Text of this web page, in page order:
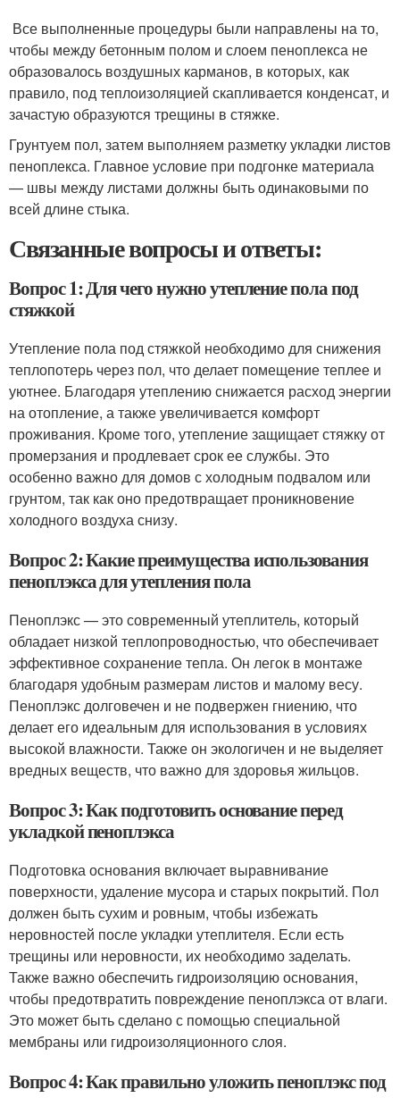
Все выполненные процедуры были направлены на то,
чтобы между бетонным полом и слоем пеноплекса не
образовалось воздушных карманов, в которых, как
правило, под теплоизоляцией скапливается конденсат, и
зачастую образуются трещины в стяжке.
Грунтуем пол, затем выполняем разметку укладки листов
пеноплекса. Главное условие при подгонке материала
— швы между листами должны быть одинаковыми по
всей длине стыка.
Связанные вопросы и ответы:
Вопрос 1: Для чего нужно утепление пола под
стяжкой
Утепление пола под стяжкой необходимо для снижения
теплопотерь через пол, что делает помещение теплее и
уютнее. Благодаря утеплению снижается расход энергии
на отопление, а также увеличивается комфорт
проживания. Кроме того, утепление защищает стяжку от
промерзания и продлевает срок ее службы. Это
особенно важно для домов с холодным подвалом или
грунтом, так как оно предотвращает проникновение
холодного воздуха снизу.
Вопрос 2: Какие преимущества использования
пеноплэкса для утепления пола
Пеноплэкс — это современный утеплитель, который
обладает низкой теплопроводностью, что обеспечивает
эффективное сохранение тепла. Он легок в монтаже
благодаря удобным размерам листов и малому весу.
Пеноплэкс долговечен и не подвержен гниению, что
делает его идеальным для использования в условиях
высокой влажности. Также он экологичен и не выделяет
вредных веществ, что важно для здоровья жильцов.
Вопрос 3: Как подготовить основание перед
укладкой пеноплэкса
Подготовка основания включает выравнивание
поверхности, удаление мусора и старых покрытий. Пол
должен быть сухим и ровным, чтобы избежать
неровностей после укладки утеплителя. Если есть
трещины или неровности, их необходимо заделать.
Также важно обеспечить гидроизоляцию основания,
чтобы предотвратить повреждение пеноплэкса от влаги.
Это может быть сделано с помощью специальной
мембраны или гидроизоляционного слоя.
Вопрос 4: Как правильно уложить пеноплэкс под